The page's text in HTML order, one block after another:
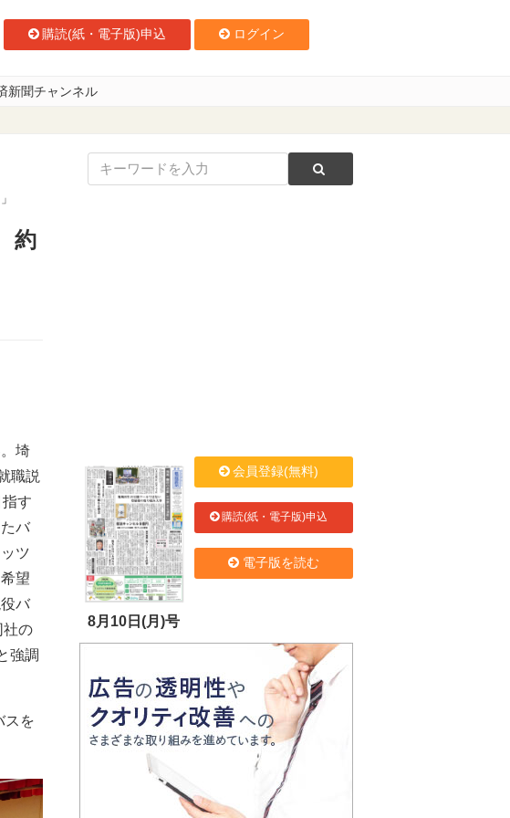
購読(紙・電子版)申込 ログイン
新聞チャンネル
約
埼
職説
す
バ
ツ
望
バ
社の
強調
スを
8月10日(月)号
会員登録(無料)
購読(紙・電子版)申込
電子版を読む